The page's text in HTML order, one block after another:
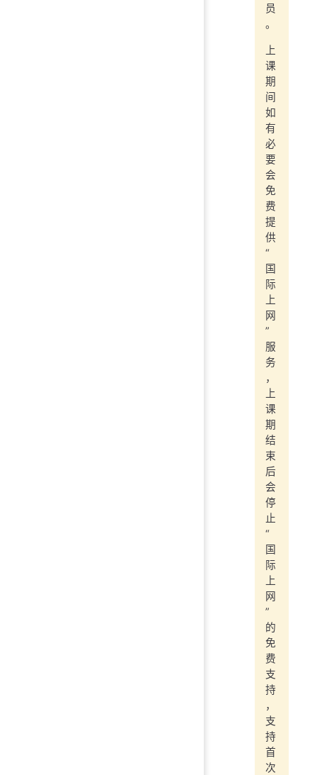
员
。
上
课
期
间
如
有
必
要
会
免
费
提
供
“
国
际
上
网
”
服
务
，
上
课
期
结
束
后
会
停
止
“
国
际
上
网
”
的
免
费
支
持
，
支
持
首
次